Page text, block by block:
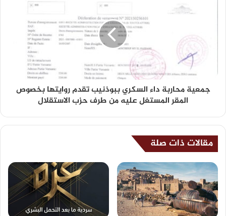
جمعية محاربة داء السكري ببوذنيب تقدم روايتها بخصوص
المقر المستغل عليه من طرف حزب الاستقلال
مقالات ذات صلة